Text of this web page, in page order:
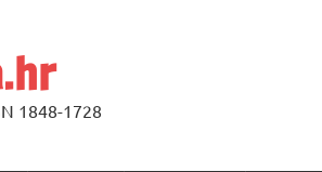
1848-1728